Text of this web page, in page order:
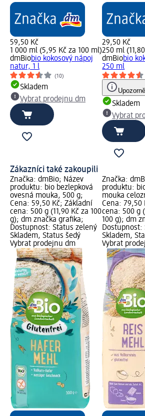
59,50 Kč
1 000 ml (5,95 Kč za 100 ml)
dmBiobio kokosový nápoj
natur, 1 l
(10)
Skladem
Vybrat prodejnu dm
29,50 Kč
250 ml
dmBiobio
250 ml
Skladem
Vybrat
Zákazníci také zakoupili
Značka: dmBio; Název
produktu: bio bezlepková
ovesná mouka, 500 g;
Cena: 59,50 Kč; Základní
cena: 500 g (11,90 Kč za 100
g); dm značka grafika;
Dostupnost: Status zelený
Skladem, Status šedý
Vybrat prodejnu dm
Značka:
produktu:
mouka
Cena: 79,50
cena: 500 g
100 g); dm
Dostupnost:
Skladem,
Vybrat